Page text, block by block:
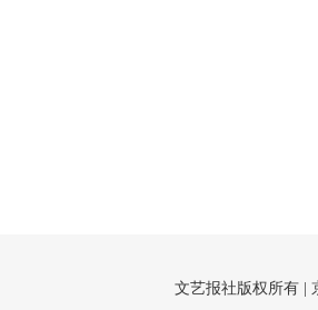
文艺报社版权所有 |